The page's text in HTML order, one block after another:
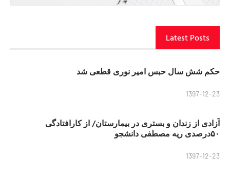
Latest Posts
حکم شش سال حبس امیر نوری قطعی شد
1397-12-23
آزادی از زندان و بستری در بیمارستان/ از کارافتادگی
۵۰درصدی ریه مصطفی دانشجو
1397-12-23